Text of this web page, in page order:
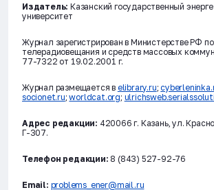
Издатель: Казанский государственный
университет
Журнал зарегистрирован в Министерстве РФ
телерадиовещания и средств массовых
77-7322 от 19.02.2001 г.
Журнал размещается в elibrary.ru;
socionet.ru;worldcat.org;
Адрес редакции: 420066 г. Казань, ул.
Г-307.
Телефон редакции: 8 (843) 527-92-76
Email: problems_ener@mail.ru